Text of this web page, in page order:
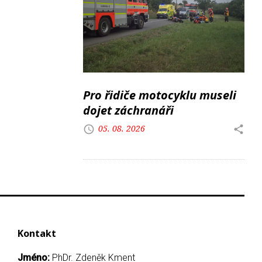
Pro řidiče motocyklu museli
dojet záchranáři
05. 08. 2026
Kontakt
Jméno: PhDr. Zdeněk Kment